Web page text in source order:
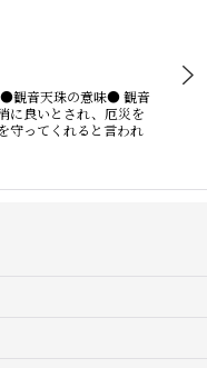
音天珠の意味● 観音
に良いとされ、厄災を
守ってくれると言われ